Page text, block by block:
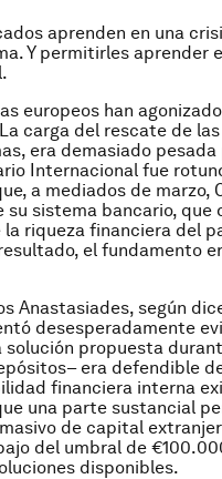
aprenden en una
Y permitirles aprender
europeos han
carga del rescate de
era demasiado
Internacional fue
a mediados de marzo,
sistema bancario, que
riqueza financiera del
el fundamento
Anastasiades, según
desesperadamente
propuesta
era defendible
financiera interna
una parte sustancial
de capital
del umbral de
disponibles.